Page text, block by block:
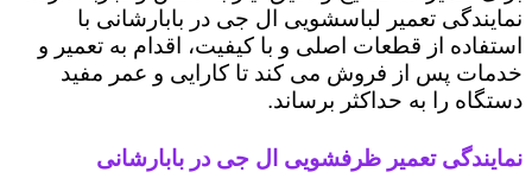
نمایندگی تعمیر لباسشویی ال جی در بابارشانی با
استفاده از قطعات اصلی و با کیفیت، اقدام به تعمیر و
خدمات پس از فروش می کند تا کارایی و عمر مفید
دستگاه را به حداکثر برساند.
نمایندگی تعمیر ظرفشویی ال جی در بابارشانی